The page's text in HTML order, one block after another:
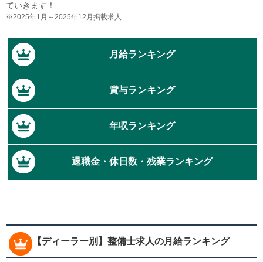
ていきます！
※2025年1月～2025年12月掲載求人
月給ランキング
賞与ランキング
年収ランキング
退職金・休日数・残業ランキング
【ディーラー別】整備士求人の月給ランキング